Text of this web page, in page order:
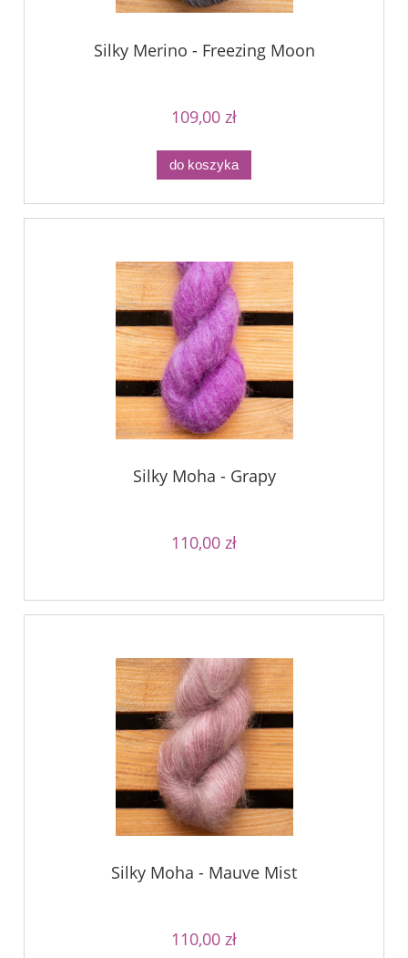
Silky Merino - Freezing Moon
109,00 zł
do koszyka
Silky Moha - Grapy
110,00 zł
Silky Moha - Mauve Mist
110,00 zł